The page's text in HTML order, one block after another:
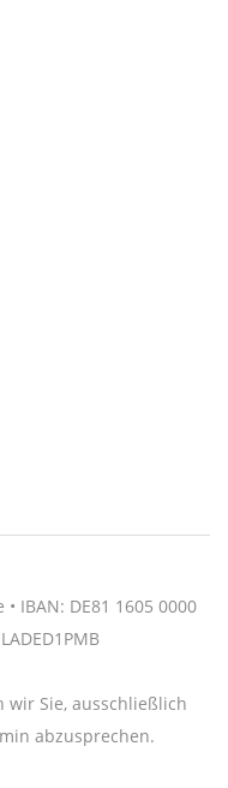
IBAN: DE81 1605 0000
wir Sie, ausschließlich
abzusprechen.